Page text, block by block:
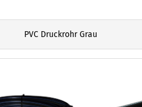
PVC Druckrohr Grau